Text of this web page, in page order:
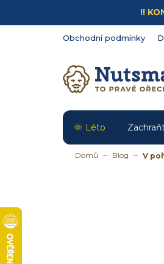
obsah
!!
Obchodní podmínky
Léto
Domů Blog V